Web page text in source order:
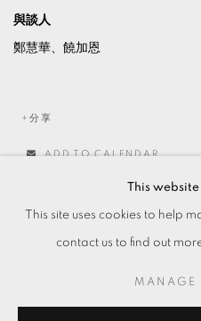
與談人
鄭慧華、饒加恩
分享
ADD TO CALENDAR
This website
This site uses cookies to help
contact us to find out
MANAGE